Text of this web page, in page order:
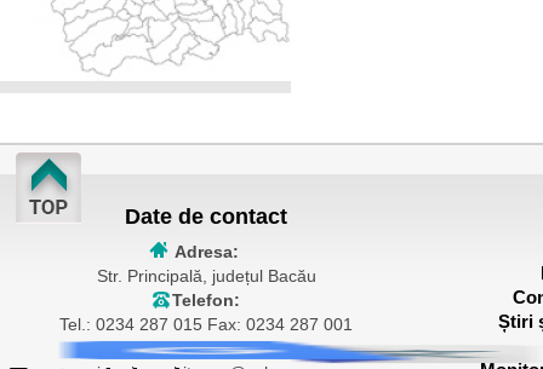
Date de contact
Adresa:
Str. Principală, județul Bacău
Telefon:
Tel.: 0234 287 015 Fax: 0234 287 001
E-mail:
Știri